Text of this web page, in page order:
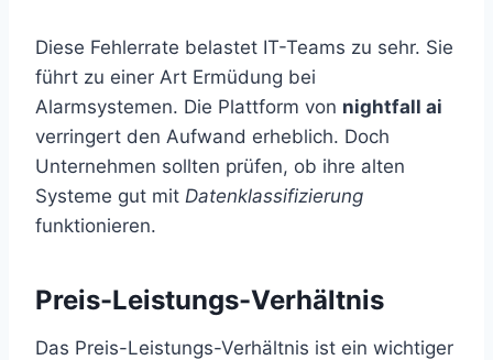
Diese Fehlerrate belastet IT-Teams zu sehr. Sie
führt zu einer Art Ermüdung bei
Alarmsystemen. Die Plattform von nightfall ai
verringert den Aufwand erheblich. Doch
Unternehmen sollten prüfen, ob ihre alten
Systeme gut mit Datenklassifizierung
funktionieren.
Preis-Leistungs-Verhältnis
Das Preis-Leistungs-Verhältnis ist ein wichtiger